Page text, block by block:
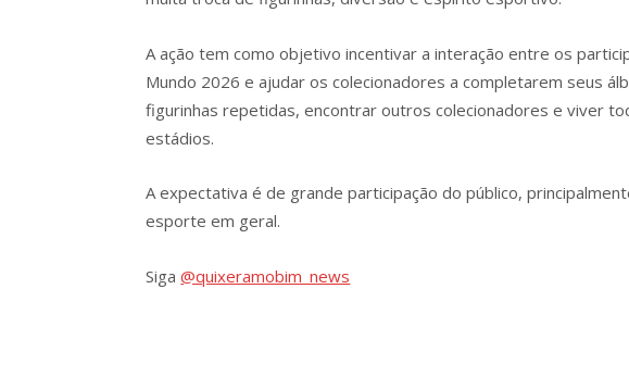
A ação tem como objetivo incentivar a interação entre os
Mundo 2026 e ajudar os colecionadores a completarem seus
figurinhas repetidas, encontrar outros colecionadores e viver
estádios.
A expectativa é de grande participação do público,
esporte em geral.
Siga@quixeramobim_news